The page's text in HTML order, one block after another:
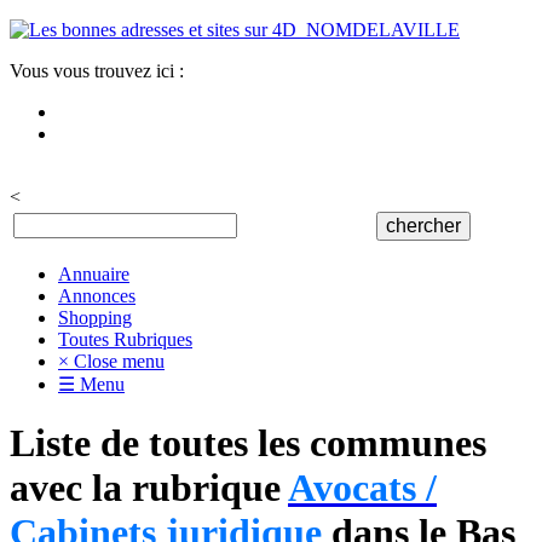
Vous vous trouvez ici :
<
Annuaire
Annonces
Shopping
Toutes Rubriques
× Close menu
☰ Menu
Liste de toutes les communes
avec la rubriqueAvocats /
Cabinets juridique dans le Bas